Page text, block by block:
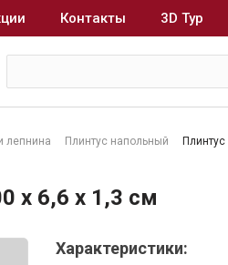
лепнина Плинтус напольный
х 6,6 х 1,3 см
Характеристики:
Контакты 3D Тур
Герметики